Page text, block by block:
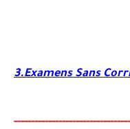
3.Examens Sans
-------------------------